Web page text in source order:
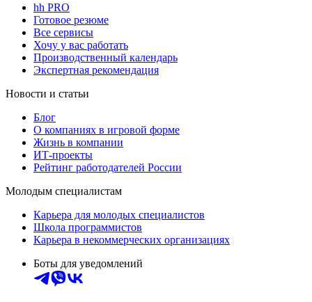
hh PRO
Готовое резюме
Все сервисы
Хочу у вас работать
Производственный календарь
Экспертная рекомендация
Новости и статьи
Блог
О компаниях в игровой форме
Жизнь в компании
ИТ-проекты
Рейтинг работодателей России
Молодым специалистам
Карьера для молодых специалистов
Школа программистов
Карьера в некоммерческих организациях
Боты для уведомлений